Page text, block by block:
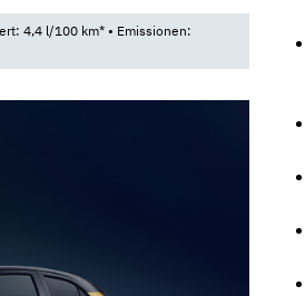
4,4 l/100 km* • Emissionen: